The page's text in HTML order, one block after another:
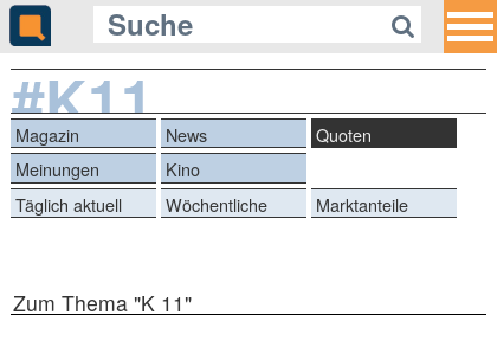
#K11
Magazin News
Quoten
Meinungen
Kino
Täglich aktuell
Wöchentliche
Marktanteile
Zum Thema "K 11"